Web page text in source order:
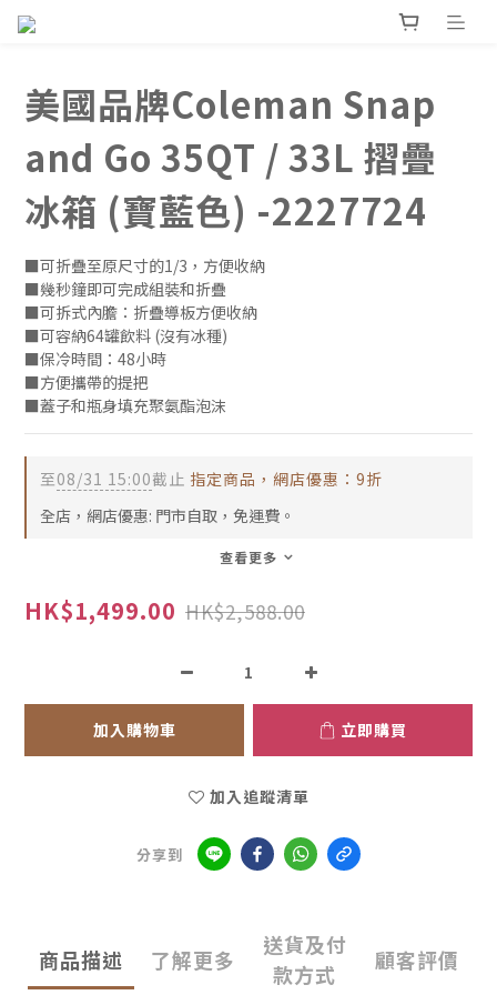
美國品牌Coleman Snap
and Go 35QT / 33L 摺疊
冰箱 (寶藍色) -2227724
■可折疊至原尺寸的1/3，方便收納
■幾秒鐘即可完成組裝和折疊
■可拆式內膽：折疊導板方便收納
■可容納64罐飲料 (沒有冰種)
■保冷時間：48小時
■方便攜帶的提把
■蓋子和瓶身填充聚氨酯泡沫
至08/31 15:00截止 指定商品，網店優惠：9折
全店，網店優惠: 門市自取，免運費。
查看更多
HK$1,499.00 HK$2,588.00
加入購物車 立即購買
加入追蹤清單
分享到
商品描述 了解更多
送貨及付
款方式
顧客評價